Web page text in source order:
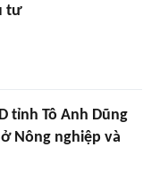
tư
tỉnh Tô Anh Dũng
Nông nghiệp và